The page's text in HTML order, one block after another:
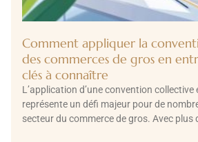
Comment appliquer la
des commerces de gros en
clés à connaître
L’application d’une convention collective
représente un défi majeur pour de
secteur du commerce de gros. Avec plus